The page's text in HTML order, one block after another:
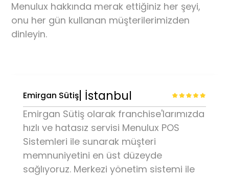
Menulux hakkında merak ettiğiniz her şeyi,
onu her gün kullanan müşterilerimizden
dinleyin.
Serafina Restaurant| İstanbul
Dinesty Grup olarak Serafina
restaurantlarımızda Menulux POS
Sistemlerinin bize sunduğu yeni nesil
mali onaylı restoran otomasyon
sistemini kullanarak müşteri